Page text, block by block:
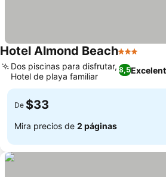
Hotel Almond Beach3 Estrellas
8,5
Dos piscinas para disfrutar,
Hotel de playa familiar
De $33
Mira precios de 2 páginas